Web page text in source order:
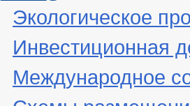
Экологическое
Инвестиционная
Международное